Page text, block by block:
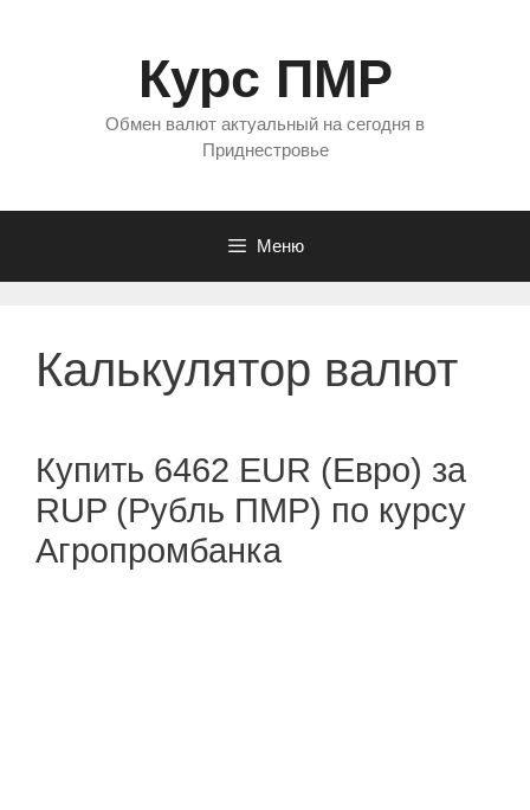
Курс ПМР
Обмен валют актуальный на сегодня в
Приднестровье
Меню
Калькулятор валют
Купить 6462 EUR (Евро) за
RUP (Рубль ПМР) по курсу
Агропромбанка